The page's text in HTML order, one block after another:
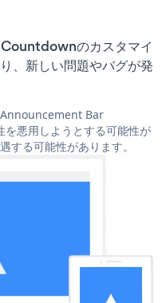
のカスタマイ
、新しい問題やバグが発
Announcement Bar
悪用しようとする可能性が
する可能性があります。